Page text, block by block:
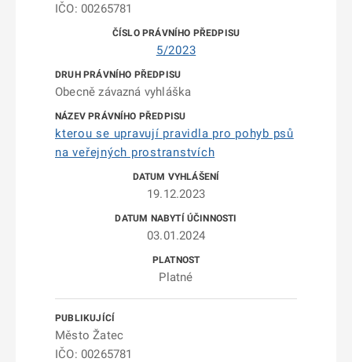
IČO: 00265781
5/2023
Obecně závazná vyhláška
kterou se upravují pravidla pro pohyb psů
na veřejných prostranstvích
19.12.2023
03.01.2024
Platné
Město Žatec
IČO: 00265781